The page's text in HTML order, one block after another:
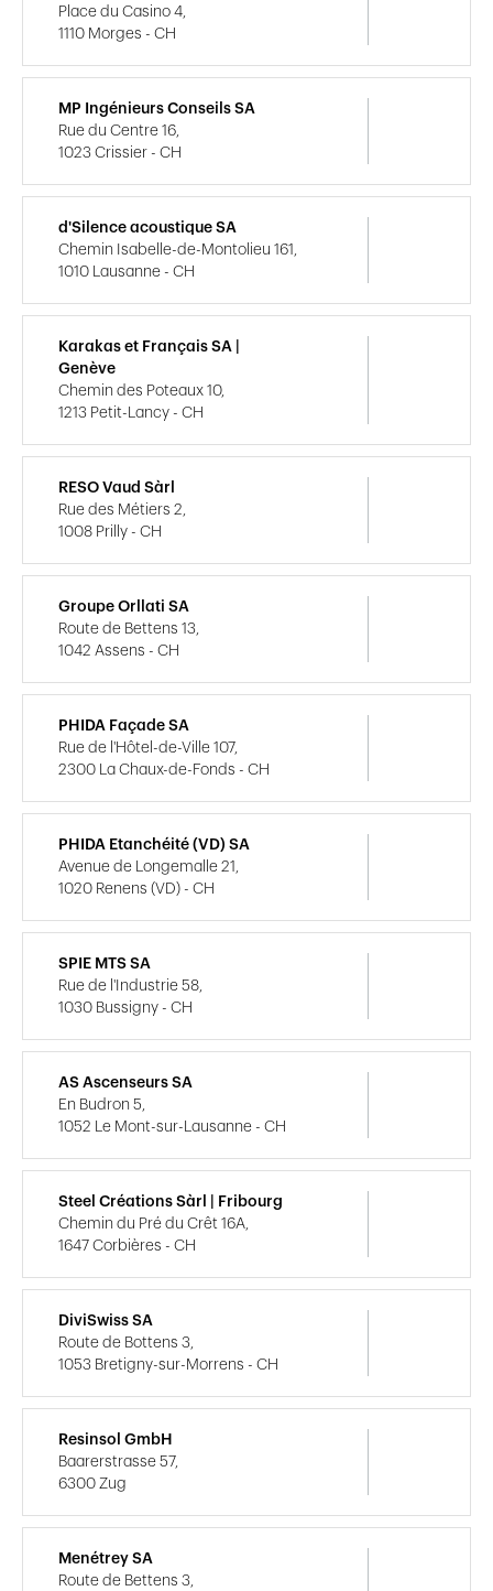
Place du Casino 4,
1110 Morges - CH
MP Ingénieurs Conseils SA
Rue du Centre 16,
1023 Crissier - CH
d'Silence acoustique SA
Chemin Isabelle-de-Montolieu 161,
1010 Lausanne - CH
Karakas et Français SA |
Genève
Chemin des Poteaux 10,
1213 Petit-Lancy - CH
RESO Vaud Sàrl
Rue des Métiers 2,
1008 Prilly - CH
Groupe Orllati SA
Route de Bettens 13,
1042 Assens - CH
PHIDA Façade SA
Rue de l'Hôtel-de-Ville 107,
2300 La Chaux-de-Fonds - CH
PHIDA Etanchéité (VD) SA
Avenue de Longemalle 21,
1020 Renens (VD) - CH
SPIE MTS SA
Rue de l'Industrie 58,
1030 Bussigny - CH
AS Ascenseurs SA
En Budron 5,
1052 Le Mont-sur-Lausanne - CH
Steel Créations Sàrl | Fribourg
Chemin du Pré du Crêt 16A,
1647 Corbières - CH
DiviSwiss SA
Route de Bottens 3,
1053 Bretigny-sur-Morrens - CH
Resinsol GmbH
Baarerstrasse 57,
6300 Zug
Menétrey SA
Route de Bettens 3,